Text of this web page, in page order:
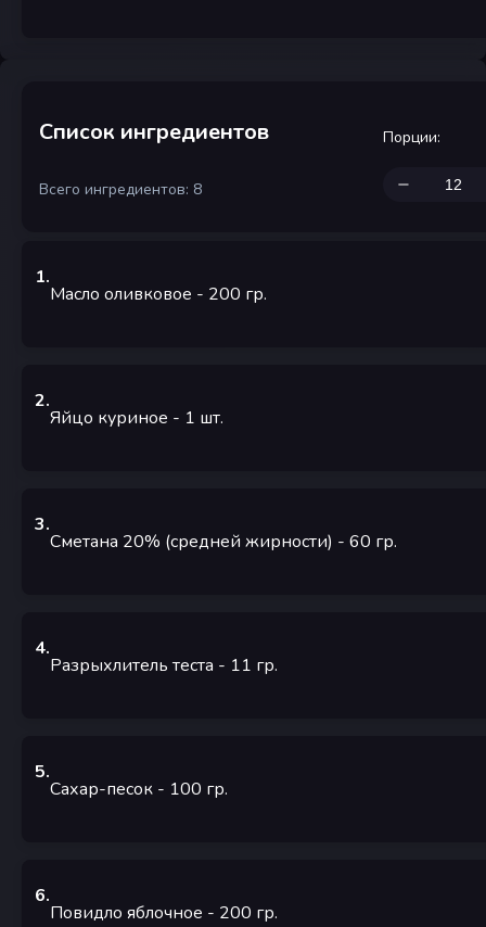
Список ингредиентов
Всего ингредиентов: 8
Порции:
1.
Масло оливковое - 200 гр.
2.
Яйцо куриное - 1 шт.
3.
Сметана 20% (средней жирности) - 60 гр.
4.
Разрыхлитель теста - 11 гр.
5.
Сахар-песок - 100 гр.
6.
Повидло яблочное - 200 гр.